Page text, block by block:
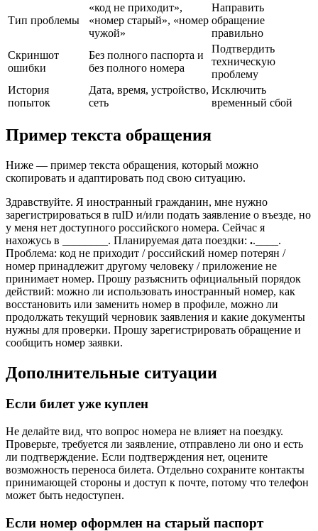
Тип проблемы
«код не приходит»,
«номер старый», «номер
чужой»
Направить
обращение
правильно
Скриншот
ошибки
Без полного паспорта и
без полного номера
Подтвердить
техническую
проблему
История
попыток
Дата, время, устройство,
сеть
Исключить
временный сбой
Пример текста обращения
Ниже — пример текста обращения, который можно
скопировать и адаптировать под свою ситуацию.
Здравствуйте. Я иностранный гражданин, мне нужно
зарегистрироваться в ruID и/или подать заявление о въезде, но
у меня нет доступного российского номера. Сейчас я
нахожусь в ________. Планируемая дата поездки: ..____.
Проблема: код не приходит / российский номер потерян /
номер принадлежит другому человеку / приложение не
принимает номер. Прошу разъяснить официальный порядок
действий: можно ли использовать иностранный номер, как
восстановить или заменить номер в профиле, можно ли
продолжать текущий черновик заявления и какие документы
нужны для проверки. Прошу зарегистрировать обращение и
сообщить номер заявки.
Дополнительные ситуации
Если билет уже куплен
Не делайте вид, что вопрос номера не влияет на поездку.
Проверьте, требуется ли заявление, отправлено ли оно и есть
ли подтверждение. Если подтверждения нет, оцените
возможность переноса билета. Отдельно сохраните контакты
принимающей стороны и доступ к почте, потому что телефон
может быть недоступен.
Если номер оформлен на старый паспорт